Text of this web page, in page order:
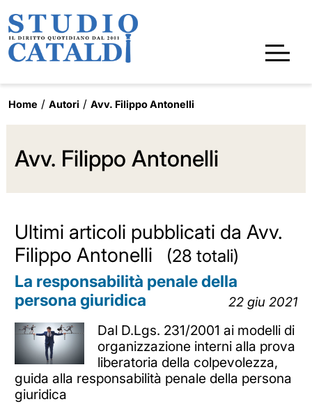
Home Autori Avv. Filippo Antonelli
Avv. Filippo Antonelli
Ultimi articoli pubblicati da Avv.
Filippo Antonelli
(28 totali)
La responsabilità penale della
persona giuridica
22 giu 2021
Dal D.Lgs. 231/2001 ai modelli di
organizzazione interni alla prova
liberatoria della colpevolezza,
guida alla responsabilità penale della persona
giuridica